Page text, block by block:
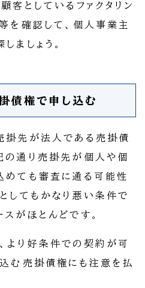
客としているファクタリン
を確認して、個人事業主
ましょう。
債権で申し込む
掛先が法人である売掛債
の通り売掛先が個人や個
めても審査に通る可能性
してもかなり悪い条件で
がほとんどです。
より好条件での契約が可
む売掛債権にも注意を払